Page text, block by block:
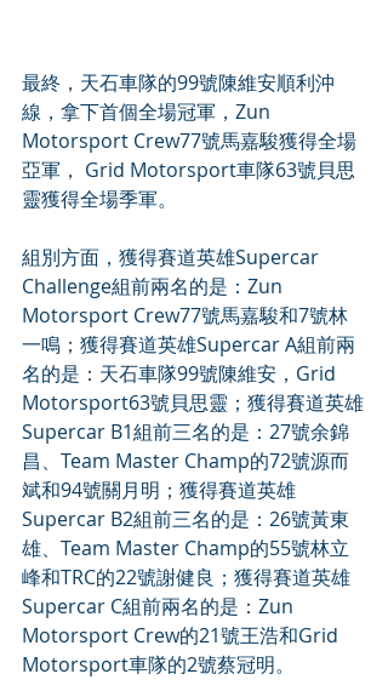
最終，天石車隊的99號陳維安順利沖
線，拿下首個全場冠軍，Zun
Motorsport Crew77號馬嘉駿獲得全場
亞軍， Grid Motorsport車隊63號貝思
靈獲得全場季軍。
組別方面，獲得賽道英雄Supercar
Challenge組前兩名的是：Zun
Motorsport Crew77號馬嘉駿和7號林
一鳴；獲得賽道英雄Supercar A組前兩
名的是：天石車隊99號陳維安，Grid
Motorsport63號貝思靈；獲得賽道英雄
Supercar B1組前三名的是：27號余錦
昌、Team Master Champ的72號源而
斌和94號關月明；獲得賽道英雄
Supercar B2組前三名的是：26號黃東
雄、Team Master Champ的55號林立
峰和TRC的22號謝健良；獲得賽道英雄
Supercar C組前兩名的是：Zun
Motorsport Crew的21號王浩和Grid
Motorsport車隊的2號蔡冠明。